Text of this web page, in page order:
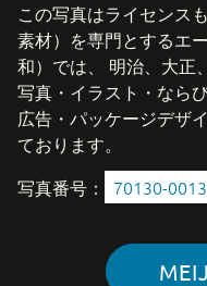
この写真はライセンス
素材）を専門とするエ
和）では、 明治、大正
写真・イラスト・なら
広告・パッケージデザ
ております。
写真番号：
70130-0013